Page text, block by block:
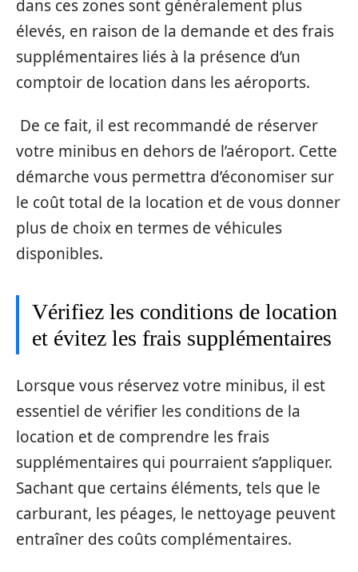
dans ces zones sont généralement plus
élevés, en raison de la demande et des frais
supplémentaires liés à la présence d’un
comptoir de location dans les aéroports.
De ce fait, il est recommandé de réserver
votre minibus en dehors de l’aéroport. Cette
démarche vous permettra d’économiser sur
le coût total de la location et de vous donner
plus de choix en termes de véhicules
disponibles.
Vérifiez les conditions de location
et évitez les frais supplémentaires
Lorsque vous réservez votre minibus, il est
essentiel de vérifier les conditions de la
location et de comprendre les frais
supplémentaires qui pourraient s’appliquer.
Sachant que certains éléments, tels que le
carburant, les péages, le nettoyage peuvent
entraîner des coûts complémentaires.